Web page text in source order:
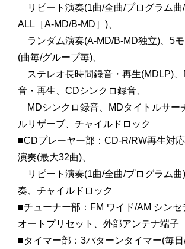
リピート演奏(1曲/全曲/プログラム曲
ALL［A-MD/B-MD］)、
ランダム演奏(A-MD/B-MD独立)、5
(曲毎/グループ毎)、
ステレオ長時間録音・再生(MDLP)
音・再生、CDシンクロ録音、
MDシンクロ録音、MDタイトルサー
ルリザーブ、チャイルドロック
■CDプレーヤー部：CD-R/RW再生対
演奏(最大32曲)、
リピート演奏(1曲/全曲/プログラム曲
奏、チャイルドロック
■チューナー部：FM ワイド/AM シンセ
オートプリセット、外部アンテナ端子
■タイマー部：3パターンタイマー(毎